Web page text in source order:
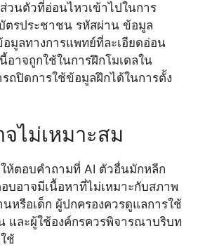
วนตัวที่อ่อนไหวเข้าไปในการ
ตรประชาชน รหัสผ่าน ข้อมูล
อมูลทางการแพทย์ที่ละเอียดอ่อน
อาจถูกใช้ในการฝึกโมเดลใน
ถปิดการใช้ข้อมูลฝึกได้ในการตั้ง
ไม่เหมาะสม
ห้ตอบคำถามที่ AI ตัวอื่นมักหลีก
อบอาจมีเนื้อหาที่ไม่เหมาะกับสภาพ
หรือเด็ก ผู้ปกครองควรดูแลการใช้
และผู้ใช้องค์กรควรพิจารณาบริบท
ช้